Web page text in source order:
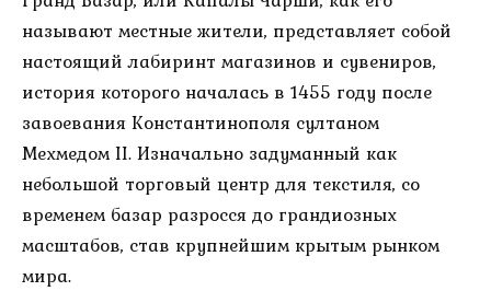
называют местные жители, представляет собой
настоящий лабиринт магазинов и сувениров,
история которого началась в 1455 году после
завоевания Константинополя султаном
Мехмедом II. Изначально задуманный как
небольшой торговый центр для текстиля, со
временем базар разросся до грандиозных
масштабов, став крупнейшим крытым рынком
мира.